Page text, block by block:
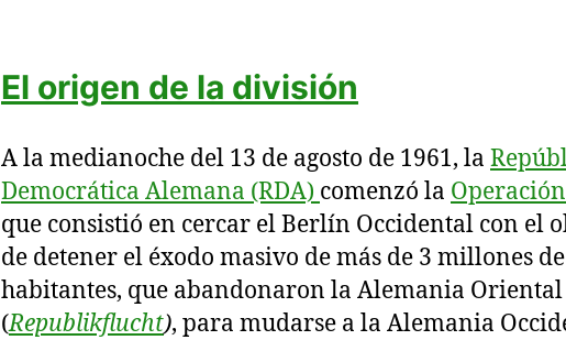
El origen de la división
A la medianoche del 13 de agosto de 1961, la
Democrática Alemana (RDA) comenzó la
que consistió en cercar el Berlín Occidental con el
de detener el éxodo masivo de más de 3 millones de
habitantes, que abandonaron la Alemania Oriental
(Republikflucht), para mudarse a la Alemania